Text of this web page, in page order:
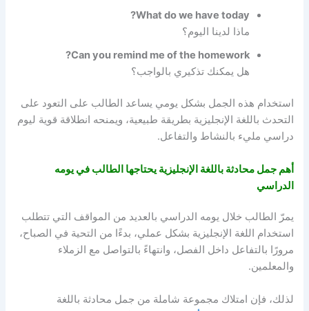
What do we have today?
ماذا لدينا اليوم؟
Can you remind me of the homework?
هل يمكنك تذكيري بالواجب؟
استخدام هذه الجمل بشكل يومي يساعد الطالب على التعود على
التحدث باللغة الإنجليزية بطريقة طبيعية، ويمنحه انطلاقة قوية ليوم
دراسي مليء بالنشاط والتفاعل.
أهم جمل محادثة باللغة الإنجليزية يحتاجها الطالب في يومه
الدراسي
يمرّ الطالب خلال يومه الدراسي بالعديد من المواقف التي تتطلب
استخدام اللغة الإنجليزية بشكل عملي، بدءًا من التحية في الصباح،
مرورًا بالتفاعل داخل الفصل، وانتهاءً بالتواصل مع الزملاء
والمعلمين.
لذلك، فإن امتلاك مجموعة شاملة من جمل محادثة باللغة